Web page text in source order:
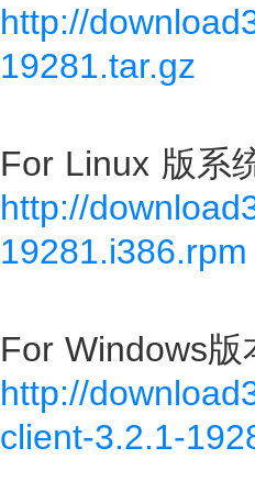
http://
19281.tar.gz
For Linux 版系
http://
19281.i386.rpm
For Windows版
http://
client-3.2.1-